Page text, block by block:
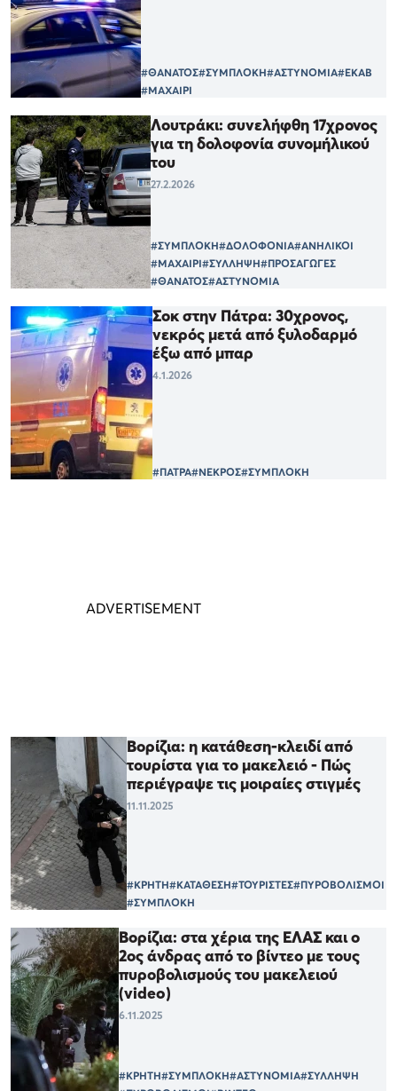
#ΘΑΝΑΤΟΣ#ΣΥΜΠΛΟΚΗ#ΑΣΤΥΝΟΜΙΑ#ΕΚΑΒ
#ΜΑΧΑΙΡΙ
Λουτράκι: συνελήφθη 17χρονος
για τη δολοφονία συνομήλικού
του
27.2.2026
#ΣΥΜΠΛΟΚΗ#ΔΟΛΟΦΟΝΙΑ#ΑΝΗΛΙΚΟΙ
#ΜΑΧΑΙΡΙ#ΣΥΛΛΗΨΗ#ΠΡΟΣΑΓΩΓΕΣ
#ΘΑΝΑΤΟΣ#ΑΣΤΥΝΟΜΙΑ
Σοκ στην Πάτρα: 30χρονος,
νεκρός μετά από ξυλοδαρμό
έξω από μπαρ
4.1.2026
#ΠΑΤΡΑ#ΝΕΚΡΟΣ#ΣΥΜΠΛΟΚΗ
Βορίζια: η κατάθεση-κλειδί από
τουρίστα για το μακελειό - Πώς
περιέγραψε τις μοιραίες στιγμές
11.11.2025
#ΚΡΗΤΗ#ΚΑΤΑΘΕΣΗ#ΤΟΥΡΙΣΤΕΣ#ΠΥΡΟΒΟΛΙΣΜΟΙ
#ΣΥΜΠΛΟΚΗ
Βορίζια: στα χέρια της ΕΛΑΣ και ο
2ος άνδρας από το βίντεο με τους
πυροβολισμούς του μακελειού
(video)
6.11.2025
#ΚΡΗΤΗ#ΣΥΜΠΛΟΚΗ#ΑΣΤΥΝΟΜΙΑ#ΣΥΛΛΗΨΗ